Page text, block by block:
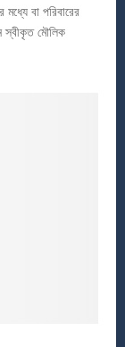
বা পরিবারের
স্বীকৃত মৌলিক